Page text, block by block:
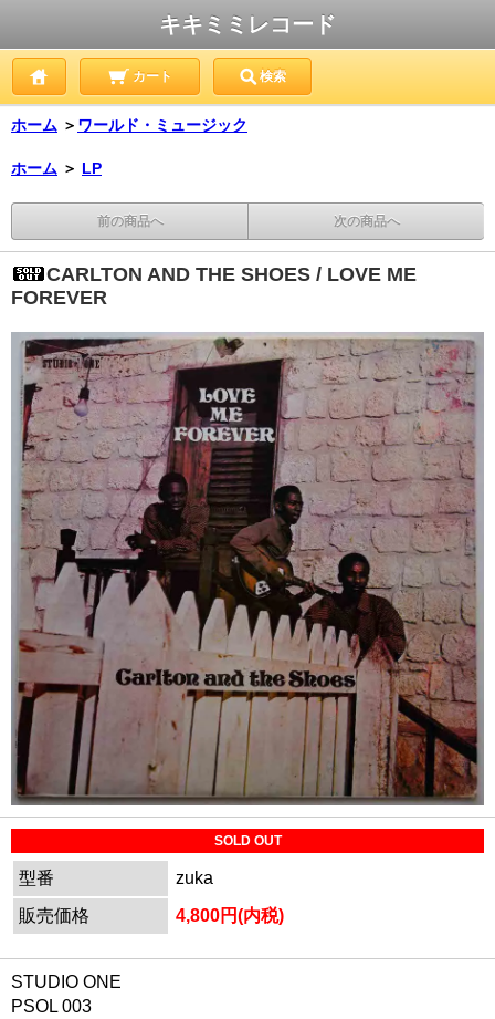
キキミミレコード
カート 検索
ホーム ＞ ワールド・ミュージック
ホーム ＞ LP
前の商品へ 次の商品へ
CARLTON AND THE SHOES / LOVE ME
FOREVER
SOLD OUT
型番
zuka
販売価格
4,800円(内税)
STUDIO ONE
PSOL 003